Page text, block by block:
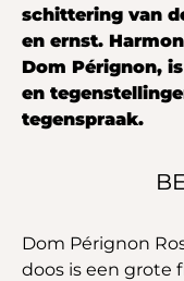
Dom Pérignon
doos is een grote
schittering van
en ernst.
Dom Pérignon,
en
tegenspraak.